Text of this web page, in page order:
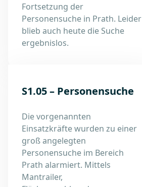
Fortsetzung der
Personensuche in Prath. Leider
blieb auch heute die Suche
ergebnislos.
S1.05 – Personensuche
Die vorgenannten
Einsatzkräfte wurden zu einer
groß angelegten
Personensuche im Bereich
Prath alarmiert. Mittels
Mantrailer,